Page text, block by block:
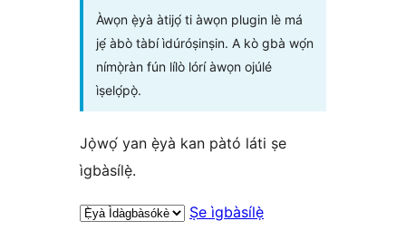
Àwọn ẹ̀yà àtijọ́ ti àwọn plugin lè má
jẹ́ àbò tàbí ìdúróṣinṣin. A kò gbà wọ́n
nímọ̀ràn fún lílò lórí àwọn ojúlé
ìṣelọ́pọ̀.
Jọ̀wọ́ yan ẹ̀yà kan pàtó láti ṣe
ìgbàsílẹ̀.
Ṣe ìgbàsílẹ̀